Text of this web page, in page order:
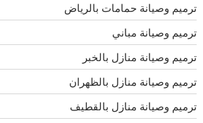
ترميم وصيانة حمامات بالرياض
ترميم وصيانة مباني
ترميم وصيانة منازل بالخبر
ترميم وصيانة منازل بالظهران
ترميم وصيانة منازل بالقطيف